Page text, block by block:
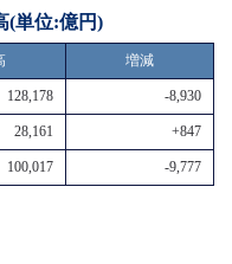
(単位:億円)
増減
128,178 -8,930
28,161 +847
100,017 -9,777